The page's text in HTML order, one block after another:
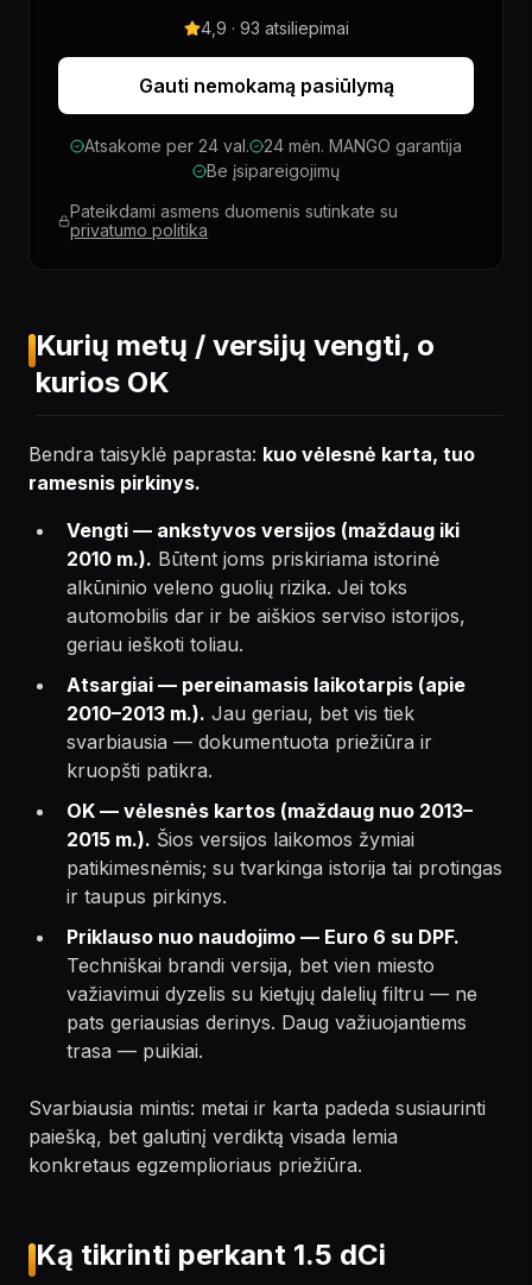
4,9 · 93 atsiliepimai
Gauti nemokamą pasiūlymą
Atsakome per 24 val.
24 mėn. MANGO garantija
Be įsipareigojimų
Pateikdami asmens duomenis sutinkate su
privatumo politika
Kurių metų / versijų vengti, o
kurios OK
Bendra taisyklė paprasta: kuo vėlesnė karta, tuo
ramesnis pirkinys.
Vengti — ankstyvos versijos (maždaug iki
2010 m.). Būtent joms priskiriama istorinė
alkūninio veleno guolių rizika. Jei toks
automobilis dar ir be aiškios serviso istorijos,
geriau ieškoti toliau.
Atsargiai — pereinamasis laikotarpis (apie
2010–2013 m.). Jau geriau, bet vis tiek
svarbiausia — dokumentuota priežiūra ir
kruopšti patikra.
OK — vėlesnės kartos (maždaug nuo 2013–
2015 m.). Šios versijos laikomos žymiai
patikimesnėmis; su tvarkinga istorija tai protingas
ir taupus pirkinys.
Priklauso nuo naudojimo — Euro 6 su DPF.
Techniškai brandi versija, bet vien miesto
važiavimui dyzelis su kietųjų dalelių filtru — ne
pats geriausias derinys. Daug važiuojantiems
trasa — puikiai.
Svarbiausia mintis: metai ir karta padeda susiaurinti
paiešką, bet galutinį verdiktą visada lemia
konkretaus egzemplioriaus priežiūra.
Ką tikrinti perkant 1.5 dCi